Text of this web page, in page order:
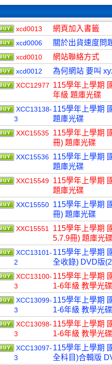
xcd0013 網頁加入書籤
xcd0006 關於出貨速度問
xcd0010 網站聯絡方式
xcd0012 為何網站 要叫
XCC12977 115學年上學期
年級 題庫光碟
XCC13138-
3
115學年上學期
題庫光碟
XXC15535 115學年上學期
冊) 題庫光碟
XXC15536 115學年上學期
題庫光碟
XXC15549 115學年上學期
題庫光碟
XXC15550 115學年上學期
冊) 題庫光碟
XXC15551
115學年上學期
5.7.9冊) 題庫光
XCC13101-
2
115學年上學期
全收錄) DVD版
XCC13100-
3
115學年上學期
1-6年級 教學光
XCC13099-
3
115學年上學期
1-6年級 教學光
XCC13098-
3
115學年上學期
1-6年級 教學光
XCC13097-
3
115學年上學期
全科目)合輯版